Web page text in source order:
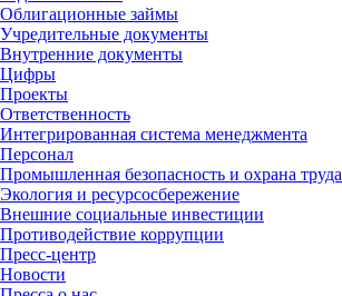
Облигационные займы
Учредительные документы
Внутренние документы
Цифры
Проекты
Ответственность
Интегрированная система менеджмента
Персонал
Промышленная безопасность и охрана труда
Экология и ресурсосбережение
Внешние социальные инвестиции
Противодействие коррупции
Пресс-центр
Новости